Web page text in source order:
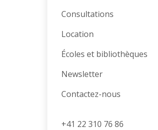
Consultations
Location
Écoles et bibliothèques
Newsletter
Contactez-nous
+41 22 310 76 86
Altrastoria - Soirée
Librairie
italienne disséminée